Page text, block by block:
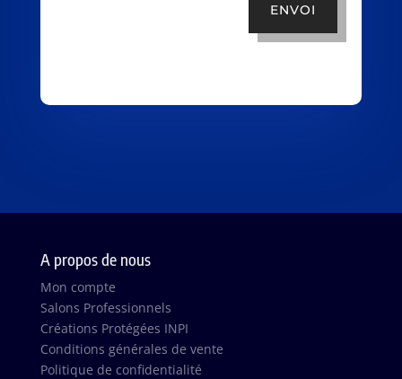
ENVOI
A propos de nous
Mon compte
Salons Professionnels
Créations Protégées INPI
Conditions générales de vente
Politique de confidentialité